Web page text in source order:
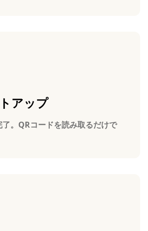
アップ
。QRコードを読み取るだけで